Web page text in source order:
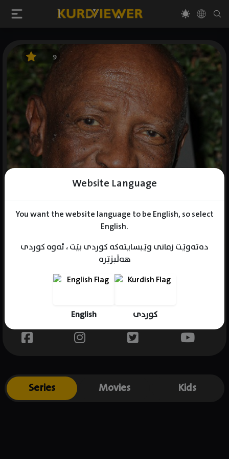
Website Language
You want the website language to be English, so select
English.
دەتەوێت زمانی وێبسایتەکە کوردی بێت ، ئەوە کوردی
هەڵبژێرە
English کوردی
9
Gender : male
Place of birth : USA
Series Movies Kids